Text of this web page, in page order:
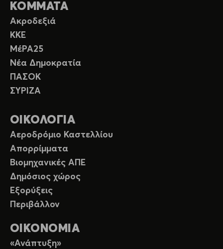
ΚΟΜΜΑΤΑ
Ακροδεξιά
ΚΚΕ
ΜέΡΑ25
Νέα Δημοκρατία
ΠΑΣΟΚ
ΣΥΡΙΖΑ
ΟΙΚΟΛΟΓΙΑ
Αεροδρόμιο Καστελλίου
Απορρίμματα
Βιομηχανικές ΑΠΕ
Δημόσιος χώρος
Εξορύξεις
Περιβάλλον
ΟΙΚΟΝΟΜΙΑ
«Ανάπτυξη»